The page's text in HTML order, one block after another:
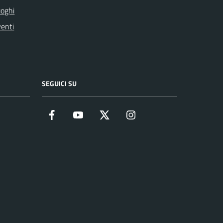
SEGUICI SU
Facebook YouTube Twitter